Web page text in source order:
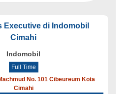
Executive di Indomobil
Cimahi
Indomobil
Full Time
No. 101 Cibeureum Kota
Cimahi